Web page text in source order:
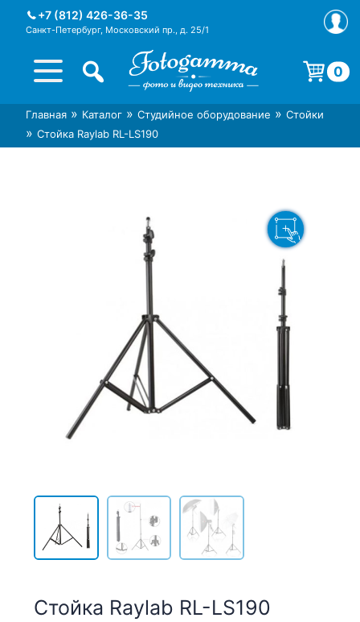
+7 (812) 426-36-35
Санкт-Петербург, Московский пр., д. 25/1
Интернет-магазин фототехники
Foto-Gamma в СПб
Магазин фотоаксессуаров foto-
gamma.ru
0
Корзина пуста.
Главная » Каталог » Студийное оборудование » Стойки
» Стойка Raylab RL-LS190
Стойка Raylab RL-LS190